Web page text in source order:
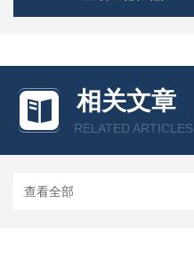
相关文章
RELATED ARTICLES
查看全部